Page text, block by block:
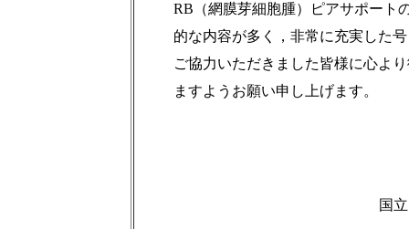
RB（網膜芽細胞腫）ピアサポート
的な内容が多く，非常に充実した
ご協力いただきました皆様に心よ
ますようお願い申し上げます。
国